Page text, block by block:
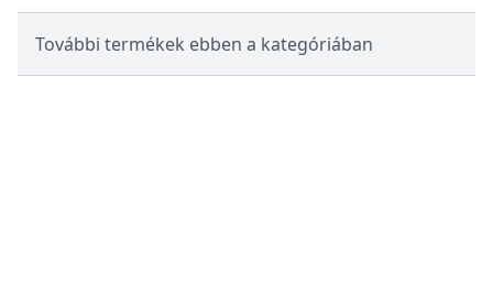
További termékek ebben a kategóriában